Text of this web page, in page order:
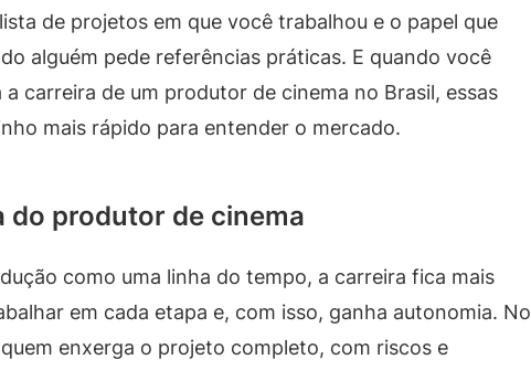
de projetos em que você trabalhou e o papel que
alguém pede referências práticas. E quando você
carreira de um produtor de cinema no Brasil, essas
mais rápido para entender o mercado.
do produtor de cinema
como uma linha do tempo, a carreira fica mais
em cada etapa e, com isso, ganha autonomia. No
enxerga o projeto completo, com riscos e